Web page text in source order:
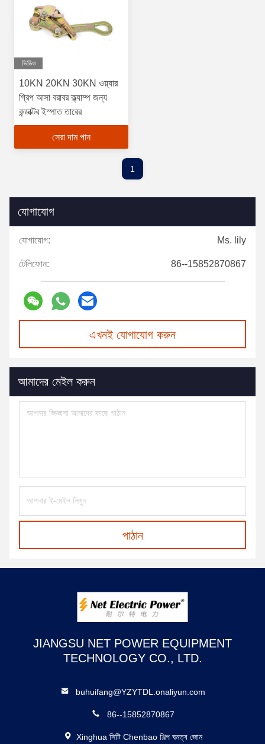
ভিডিও
10KN 20KN 30KN ওয়্যার
গ্রিপ আসা বরাবর ক্ল্যাম্প জন্য
কন্ডাক্টর ইস্পাত তারের
সেরা দাম পান
1
যোগাযোগ
যোগাযোগ: Ms. lily
টেলিফোন: 86--15852870867
এখনই যোগাযোগ করুন
আমাদের মেইল করুন
পাঠান
JIANGSU NET POWER EQUIPMENT
TECHNOLOGY CO., LTD.
buhuifang@YZYTDL.onaliyun.com
86--15852870867
Xinghua সিটি Chenbao শিল্প ঘনত্ব জোন